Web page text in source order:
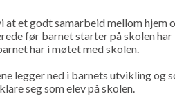
at et godt samarbeid mellom hjem
før barnet starter på skolen
har i møtet med skolen.
legger ned i barnets utvikling og
seg som elev på skolen.